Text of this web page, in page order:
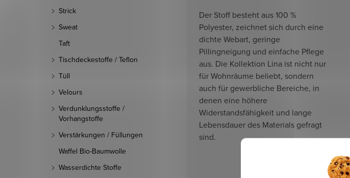
Strick
Sweat
Taft
Tischdeckestoffe / Teflon
Tüll
Velours
Verdunklungsstoffe /
Vorhangstoffe
Verstärkungen / Füllungen
Waffel Bio-Baumwolle
Wasserdichte Stoffe
Der Stoff besteht aus 100 %
Polyester, zeichnet sich durch eine
dichte Webart, geringe
Pillingneigung und einfache Pflege
aus. Die Kollektion Lina ist nicht nur
für Wohnräume beliebt, sondern
auch für gewerbliche Bereiche, in
denen eine höhere
Widerstandsfähigkeit und lange
Lebensdauer des Materials gefragt
sind.